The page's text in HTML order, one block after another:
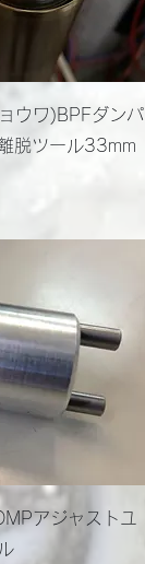
ックビュー
ウワ)BPFダンパ
脱ツール33mm
ックビュー
アジャストユ